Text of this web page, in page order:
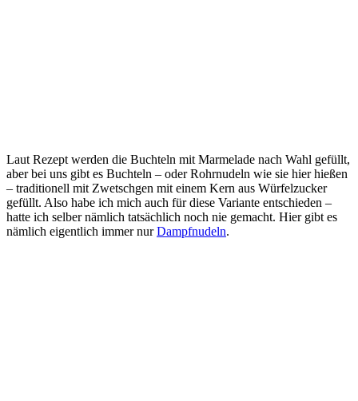
Laut Rezept werden die Buchteln mit Marmelade nach Wahl gefüllt,
aber bei uns gibt es Buchteln – oder Rohrnudeln wie sie hier hießen
– traditionell mit Zwetschgen mit einem Kern aus Würfelzucker
gefüllt. Also habe ich mich auch für diese Variante entschieden –
hatte ich selber nämlich tatsächlich noch nie gemacht. Hier gibt es
nämlich eigentlich immer nurDampfnudeln.